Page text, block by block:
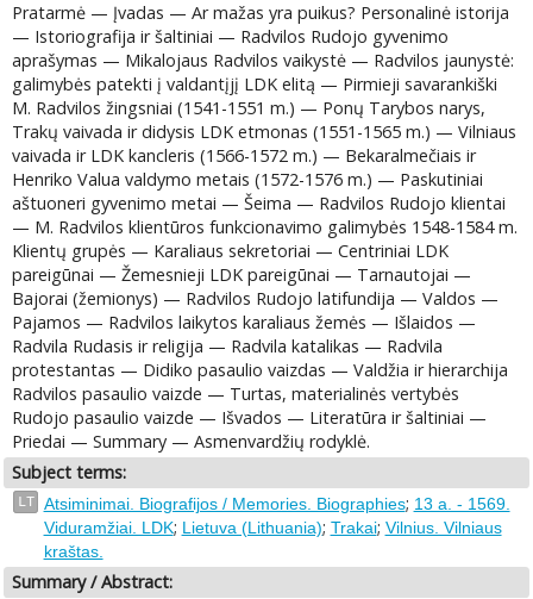
Pratarmė — Įvadas — Ar mažas yra puikus? Personalinė istorija
— Istoriografija ir šaltiniai — Radvilos Rudojo gyvenimo
aprašymas — Mikalojaus Radvilos vaikystė — Radvilos jaunystė:
galimybės patekti į valdantįjį LDK elitą — Pirmieji savarankiški
M. Radvilos žingsniai (1541-1551 m.) — Ponų Tarybos narys,
Trakų vaivada ir didysis LDK etmonas (1551-1565 m.) — Vilniaus
vaivada ir LDK kancleris (1566-1572 m.) — Bekaralmečiais ir
Henriko Valua valdymo metais (1572-1576 m.) — Paskutiniai
aštuoneri gyvenimo metai — Šeima — Radvilos Rudojo klientai
— M. Radvilos klientūros funkcionavimo galimybės 1548-1584 m.
Klientų grupės — Karaliaus sekretoriai — Centriniai LDK
pareigūnai — Žemesnieji LDK pareigūnai — Tarnautojai —
Bajorai (žemionys) — Radvilos Rudojo latifundija — Valdos —
Pajamos — Radvilos laikytos karaliaus žemės — Išlaidos —
Radvila Rudasis ir religija — Radvila katalikas — Radvila
protestantas — Didiko pasaulio vaizdas — Valdžia ir hierarchija
Radvilos pasaulio vaizde — Turtas, materialinės vertybės
Rudojo pasaulio vaizde — Išvados — Literatūra ir šaltiniai —
Priedai — Summary — Asmenvardžių rodyklė.
Subject terms:
LT Atsiminimai. Biografijos / Memories. Biographies; 13 a. - 1569.
Viduramžiai. LDK; Lietuva (Lithuania); Trakai; Vilnius. Vilniaus
kraštas.
Summary / Abstract: